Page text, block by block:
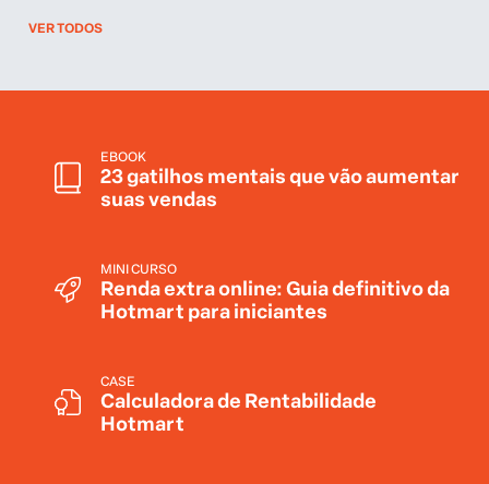
Renda extra online: Guia definitivo da
CASE
Calculadora de Rentabilidade